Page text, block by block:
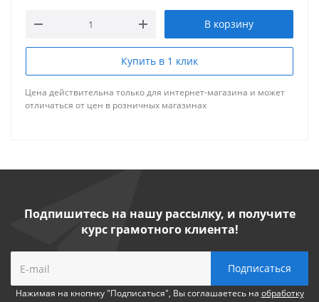
В корзину
Купить в 1 клик
Цена действительна только для интернет-магазина и может
отличаться от цен в розничных магазинах
Подпишитесь на нашу рассылку, и получите
курс грамотного клиента!
Нажимая на кнопнку "Подписаться", Вы соглашаетесь на обработку